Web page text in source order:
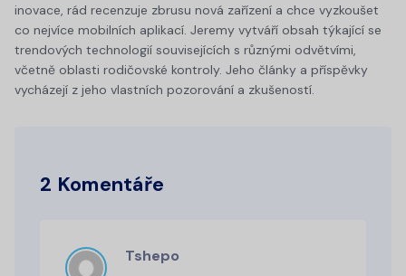
inovace, rád recenzuje zbrusu nová zařízení a chce vyzkoušet
co nejvíce mobilních aplikací. Jeremy vytváří obsah týkající se
trendových technologií souvisejících s různými odvětvími,
včetně oblasti rodičovské kontroly. Jeho články a příspěvky
vycházejí z jeho vlastních pozorování a zkušeností.
2 Komentáře
Tshepo